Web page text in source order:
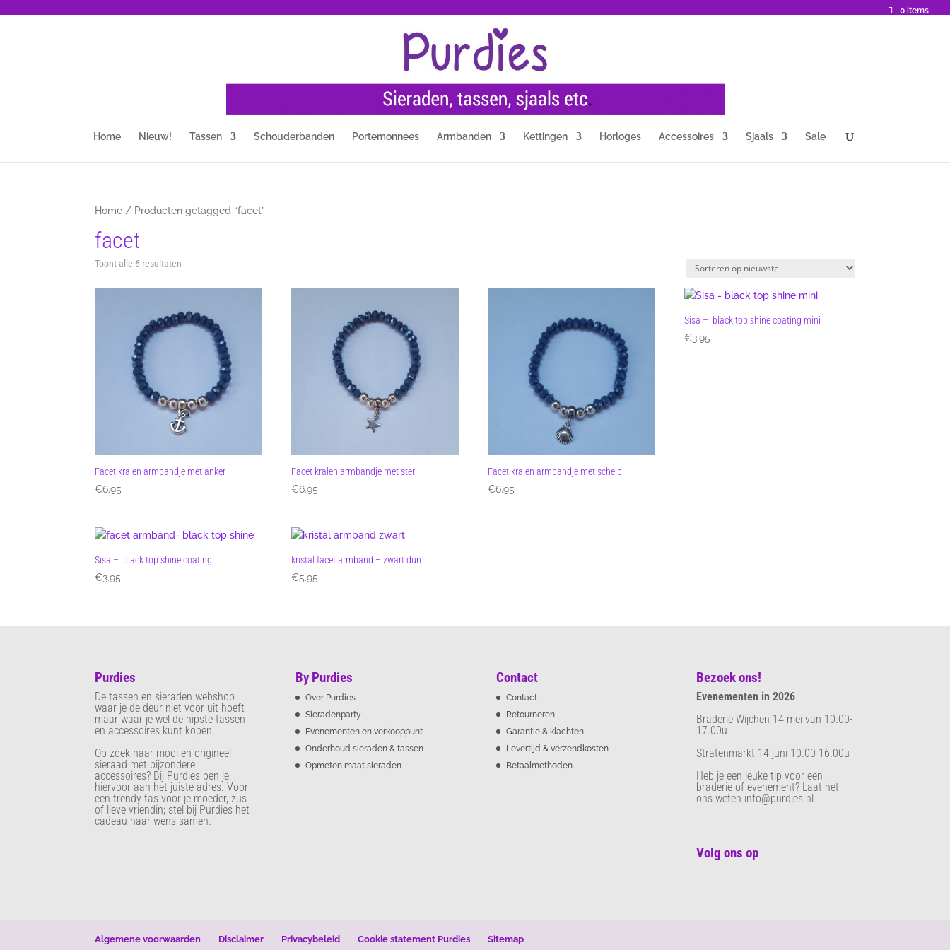
0 items
Home Nieuw! Tassen Schouderbanden Portemonnees Armbanden Kettingen Horloges Accessoires Sjaals Sale
Home / Producten getagged “facet”
facet
Toont alle 6 resultaten
Facet kralen armbandje met anker
€6.95
Facet kralen armbandje met ster
€6.95
Facet kralen armbandje met schelp
€6.95
Sisa – black top shine coating mini
€3.95
Sisa – black top shine coating
€3.95
kristal facet armband – zwart dun
€5.95
Purdies
De tassen en sieraden webshop
waar je de deur niet voor uit hoeft
maar waar je wel de hipste tassen
en accessoires kunt kopen.
Op zoek naar mooi en origineel
sieraad met bijzondere
accessoires? Bij Purdies ben je
hiervoor aan het juiste adres. Voor
een trendy tas voor je moeder, zus
of lieve vriendin; stel bij Purdies het
cadeau naar wens samen.
By Purdies
Over Purdies
Sieradenparty
Evenementen en verkooppunt
Onderhoud sieraden & tassen
Opmeten maat sieraden
Contact
Contact
Retourneren
Garantie & klachten
Levertijd & verzendkosten
Betaalmethoden
Bezoek ons!
Evenementen in 2026
Braderie Wijchen 14 mei van 10.00-
17.00u
Stratenmarkt 14 juni 10.00-16.00u
Heb je een leuke tip voor een
braderie of evenement? Laat het
ons weten info@purdies.nl
Volg ons op
Algemene voorwaarden Disclaimer Privacybeleid Cookie statement Purdies Sitemap